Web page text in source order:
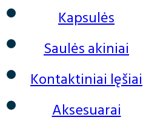
Kapsulės
Saulės akiniai
Kontaktiniai lęšiai
Aksesuarai